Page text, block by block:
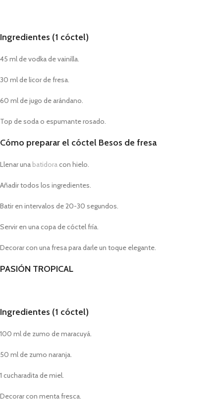
Ingredientes (1 cóctel)
45 ml de vodka de vainilla.
30 ml de licor de fresa.
60 ml de jugo de arándano.
Top de soda o espumante rosado.
Cómo preparar el cóctel Besos de fresa
Llenar una batidora con hielo.
Añadir todos los ingredientes.
Batir en intervalos de 20-30 segundos.
Servir en una copa de cóctel fría.
Decorar con una fresa para darle un toque elegante.
PASIÓN TROPICAL
Ingredientes (1 cóctel)
100 ml de zumo de maracuyá.
50 ml de zumo naranja.
1 cucharadita de miel.
Decorar con menta fresca.